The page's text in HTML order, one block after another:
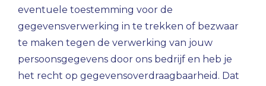
eventuele toestemming voor de
gegevensverwerking in te trekken of bezwaar
te maken tegen de verwerking van jouw
persoonsgegevens door ons bedrijf en heb je
het recht op gegevensoverdraagbaarheid. Dat